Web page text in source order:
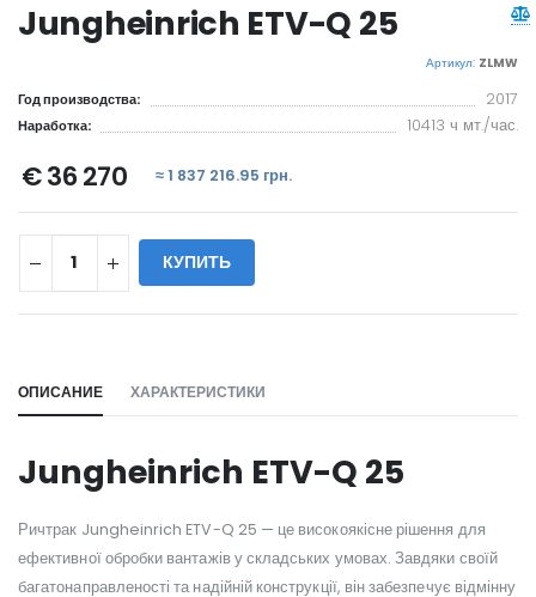
Jungheinrich ETV-Q 25
Артикул: ZLMW
Год производства: 2017
Наработка: 10413 ч мт./час.
€ 36 270 ≈ 1 837 216.95 грн.
КУПИТЬ
ОПИСАНИЕ ХАРАКТЕРИСТИКИ
Jungheinrich ETV-Q 25
Ричтрак Jungheinrich ETV-Q 25 — це високоякісне рішення для
ефективної обробки вантажів у складських умовах. Завдяки своїй
багатонаправленості та надійній конструкції, він забезпечує відмінну